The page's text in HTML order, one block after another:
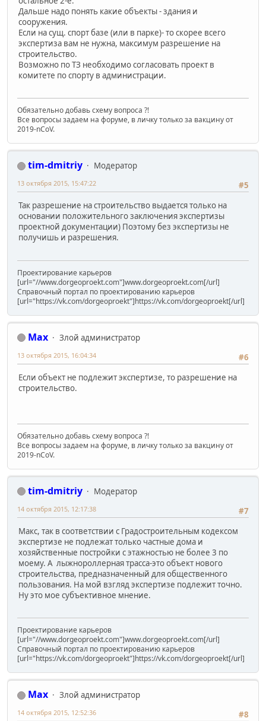
Дальше надо понять какие объекты - здания и
сооружения.
Если на сущ. спорт базе (или в парке)- то скорее всего
экспертиза вам не нужна, максимум разрешение на
строительство.
Возможно по ТЗ необходимо согласовать проект в
комитете по спорту в администрации.
Обязательно добавь схему вопроса ?!
Все вопросы задаем на форуме, в личку только за вакцину от
2019-nCoV.
tim-dmitriy
Модератор
#5
13 октября 2015, 15:47:22
Так разрешение на строительство выдается только на
основании положительного заключения экспертизы
проектной документации) Поэтому без экспертизы не
получишь и разрешения.
Проектирование карьеров
[url="//www.dorgeoproekt.com"]www.dorgeoproekt.com[/url]
Справочный портал по проектированию карьеров
[url="https://vk.com/dorgeoproekt"]https://vk.com/dorgeoproekt[/url]
Max
Злой администратор
#6
13 октября 2015, 16:04:34
Если объект не подлежит экспертизе, то разрешение на
строительство.
Обязательно добавь схему вопроса ?!
Все вопросы задаем на форуме, в личку только за вакцину от
2019-nCoV.
tim-dmitriy
Модератор
#7
14 октября 2015, 12:17:38
Макс, так в соответствии с Градостроительным кодексом
экспертизе не подлежат только частные дома и
хозяйственные постройки с этажностью не более 3 по
моему. А лыжнороллерная трасса-это объект нового
строительства, предназначенный для общественного
пользования. На мой взгляд экспертизе подлежит точно.
Ну это мое субъективное мнение.
Проектирование карьеров
[url="//www.dorgeoproekt.com"]www.dorgeoproekt.com[/url]
Справочный портал по проектированию карьеров
[url="https://vk.com/dorgeoproekt"]https://vk.com/dorgeoproekt[/url]
Max
Злой администратор
#8
14 октября 2015, 12:52:36